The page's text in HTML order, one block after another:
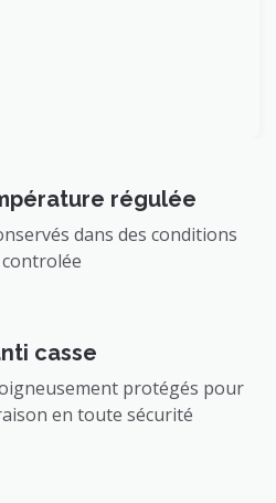
régulée
dans des conditions
casse
protégés pour
en toute sécurité